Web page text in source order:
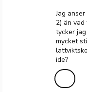
Jag
2) än
tycker
mycket
ide?